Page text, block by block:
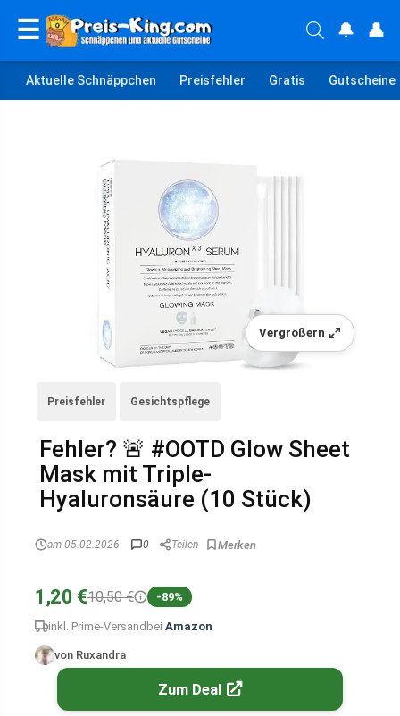
☰ 🔔 👤
Aktuelle Schnäppchen Preisfehler Gratis Gutscheine
Vergrößern
Preisfehler Gesichtspflege
Fehler? 🚨 #OOTD Glow Sheet
Mask mit Triple-
Hyaluronsäure (10 Stück)
am 05.02.2026 0 Teilen
1,20 €10,50 € -89%
inkl. Prime-Versand bei Amazon
von Ruxandra
Zum Deal